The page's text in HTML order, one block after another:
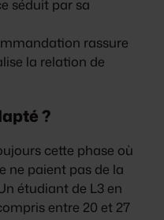
séduit par sa
rassure
la relation de
?
cette phase où
ne paient pas de la
étudiant de L3 en
entre 20 et 27